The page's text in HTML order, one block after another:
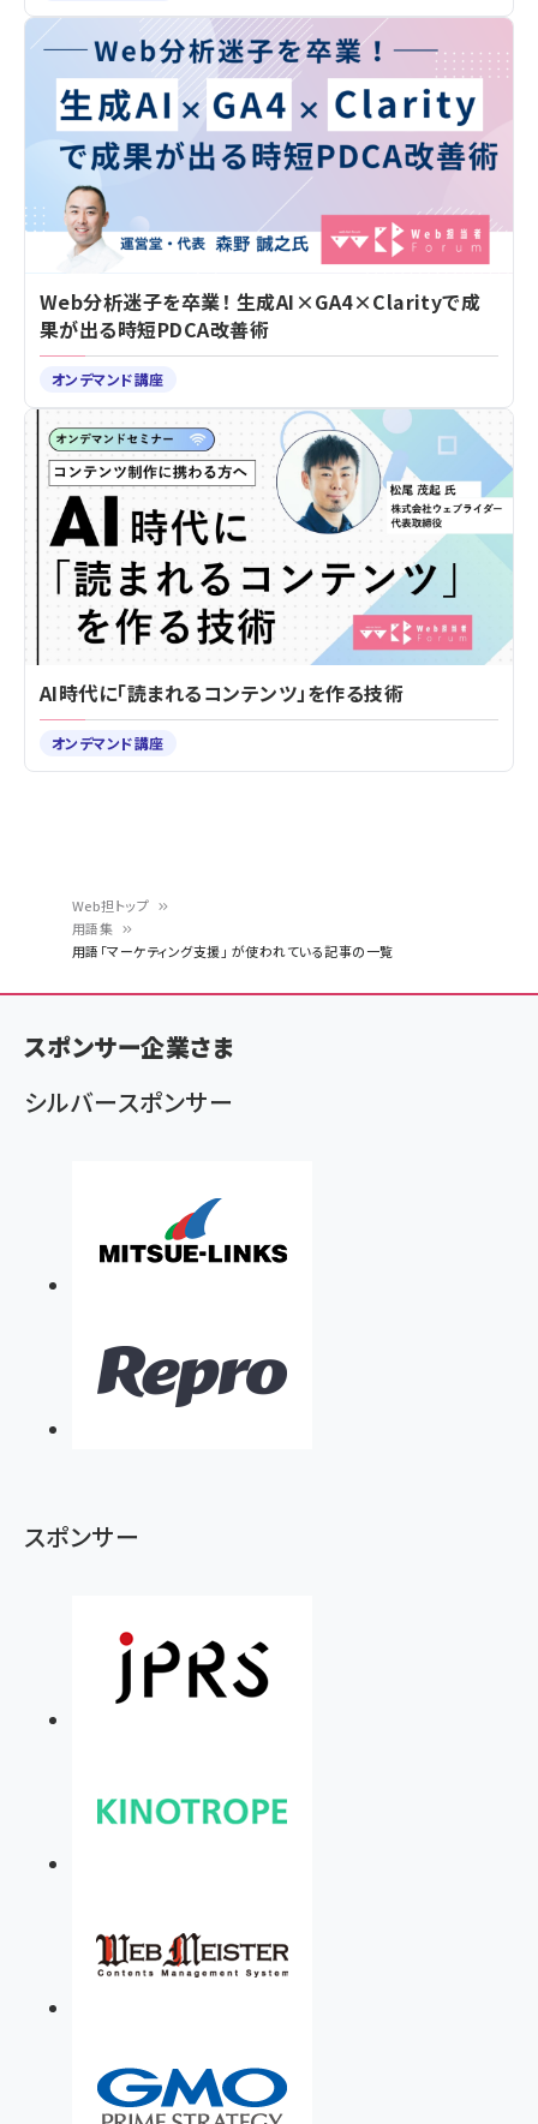
ン
く
ず
Web担トップ
用語集
用語「マーケティング支援」 が使われている記事の一覧
Web分析迷子を卒業！ 生成AI×GA4×Clarityで成
果が出る時短PDCA改善術
オンデマンド講座
AI時代に「読まれるコンテンツ」を作る技術
オンデマンド講座
スポンサー企業さま
シルバースポンサー
スポンサー